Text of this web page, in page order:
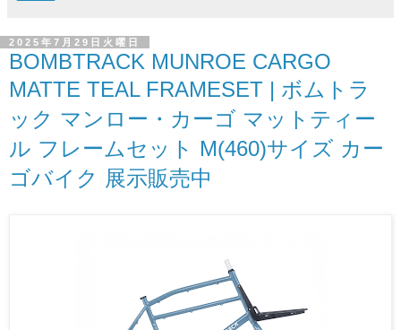
2025年7月29日火曜日
BOMBTRACK MUNROE CARGO
MATTE TEAL FRAMESET | ボムトラ
ック マンロー・カーゴ マットティー
ル フレームセット M(460)サイズ カー
ゴバイク 展示販売中